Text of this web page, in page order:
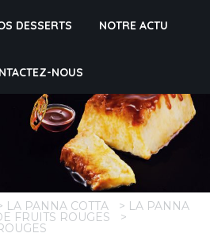
DESSERTS NOTRE ACTU
NOUS
LA PANNA COTTA > LA PANNA
FRUITS ROUGES >